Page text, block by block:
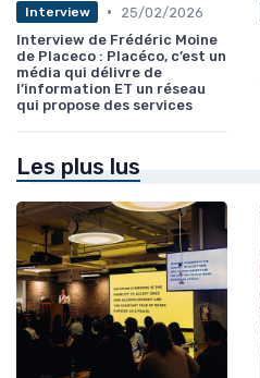
Interview •
25/02/2026
Interview de Frédéric Moine
de Placeco : Placéco, c’est un
média qui délivre de
l’information ET un réseau
qui propose des services
Les plus lus